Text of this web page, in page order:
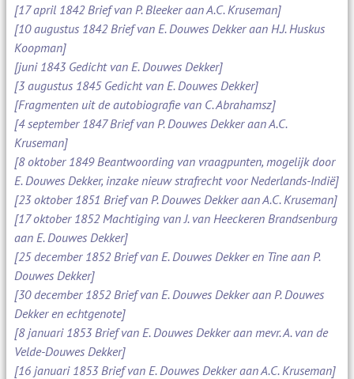
[17 april 1842 Brief van P. Bleeker aan A.C. Kruseman]
[10 augustus 1842 Brief van E. Douwes Dekker aan H.J. Huskus
Koopman]
[juni 1843 Gedicht van E. Douwes Dekker]
[3 augustus 1845 Gedicht van E. Douwes Dekker]
[Fragmenten uit de autobiografie van C. Abrahamsz]
[4 september 1847 Brief van P. Douwes Dekker aan A.C.
Kruseman]
[8 oktober 1849 Beantwoording van vraagpunten, mogelijk door
E. Douwes Dekker, inzake nieuw strafrecht voor Nederlands-Indië]
[23 oktober 1851 Brief van P. Douwes Dekker aan A.C. Kruseman]
[17 oktober 1852 Machtiging van J. van Heeckeren Brandsenburg
aan E. Douwes Dekker]
[25 december 1852 Brief van E. Douwes Dekker en Tine aan P.
Douwes Dekker]
[30 december 1852 Brief van E. Douwes Dekker aan P. Douwes
Dekker en echtgenote]
[8 januari 1853 Brief van E. Douwes Dekker aan mevr. A. van de
Velde-Douwes Dekker]
[16 januari 1853 Brief van E. Douwes Dekker aan A.C. Kruseman]